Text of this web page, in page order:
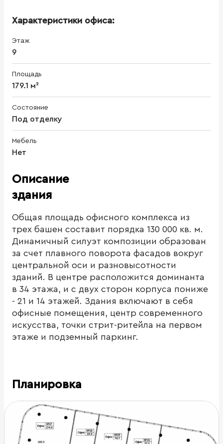
Характеристики офиса:
Этаж
9
Площадь
179.1 м²
Состояние
Под отделку
Мебель
Нет
Описание
здания
Общая площадь офисного комплекса из
трех башен составит порядка 130 000 кв. м.
Динамичный силуэт композиции образован
за счет плавного поворота фасадов вокруг
центральной оси и разновысотности
зданий. В центре расположится доминанта
в 34 этажа, и с двух сторон корпуса пониже
- 21 и 14 этажей. Здания включают в себя
офисные помещения, центр современного
искусства, точки стрит-ритейла на первом
этаже и подземный паркинг.
Планировка